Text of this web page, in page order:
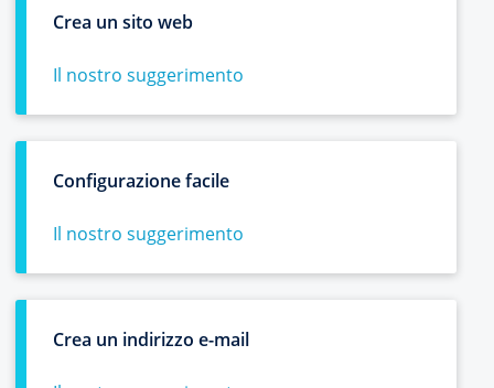
Crea un sito web
Il nostro suggerimento
Configurazione facile
Il nostro suggerimento
Crea un indirizzo e-mail